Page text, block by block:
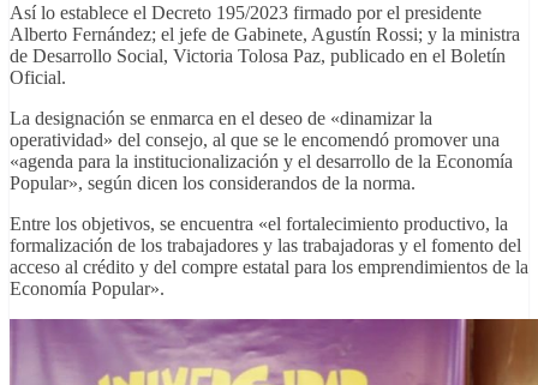
Así lo establece el Decreto 195/2023 firmado por el presidente
Alberto Fernández; el jefe de Gabinete, Agustín Rossi; y la ministra
de Desarrollo Social, Victoria Tolosa Paz, publicado en el Boletín
Oficial.
La designación se enmarca en el deseo de «dinamizar la
operatividad» del consejo, al que se le encomendó promover una
«agenda para la institucionalización y el desarrollo de la Economía
Popular», según dicen los considerandos de la norma.
Entre los objetivos, se encuentra «el fortalecimiento productivo, la
formalización de los trabajadores y las trabajadoras y el fomento del
acceso al crédito y del compre estatal para los emprendimientos de la
Economía Popular».